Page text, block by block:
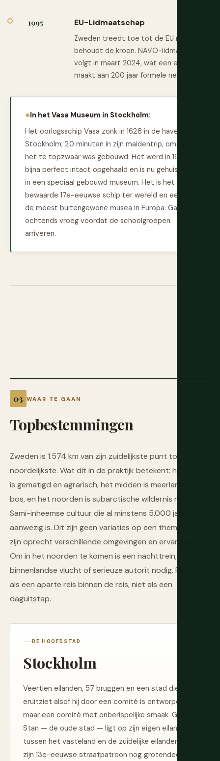
1995 EU-Lidmaatschap
Zweden treedt toe tot de EU maar
behoudt de kroon. NAVO-lidmaatschap
volgt in maart 2024, wat een einde
maakt aan 200 jaar formele neutraliteit.
In het Vasa Museum in Stockholm:
Het oorlogsschip Vasa zonk in 1628 in de haven van
Stockholm, 20 minuten in zijn maidentrip, omdat
het te topzwaar was gebouwd. Het werd in 1961
bijna perfect intact opgehaald en is nu gehuisvest
in een speciaal gebouwd museum. Het is het best
bewaarde 17e-eeuwse schip ter wereld en een van
de meest buitengewone musea in Europa. Ga 's
ochtends vroeg voordat de schoolgroepen
arriveren.
WAAR TE GAAN
Topbestemmingen
Zweden is 1.574 km van zijn zuidelijkste punt tot zijn
noordelijkste. Wat dit in de praktijk betekent: het zuiden
is gematigd en agrarisch, het midden is meerland en
bos, en het noorden is subarctische wildernis met een
Sami-inheemse cultuur die al minstens 5.000 jaar
aanwezig is. Dit zijn geen variaties op een thema — het
zijn oprecht verschillende omgevingen en ervaringen.
Om in het noorden te komen is een nachttrein,
binnenlandse vlucht of serieuze autorit nodig. Plan het
als een aparte reis binnen de reis, niet als een
daguitstap.
DE HOOFDSTAD
Stockholm
Veertien eilanden, 57 bruggen en een stad die
eruitziet alsof hij door een comité is ontworpen,
maar een comité met onberispelijke smaak. Gamla
Stan — de oude stad — ligt op zijn eigen eiland
tussen het vasteland en de zuidelijke eilanden, met
zijn 13e-eeuwse straatpatroon nog grotendeels